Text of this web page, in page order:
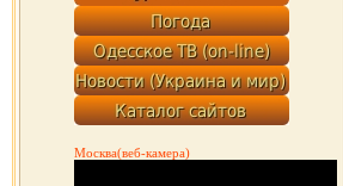
Москва(веб-камера)